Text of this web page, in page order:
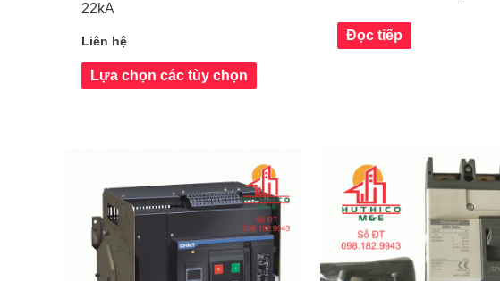
22kA
Liên hệ
Lựa chọn các tùy chọn
Đọc tiếp